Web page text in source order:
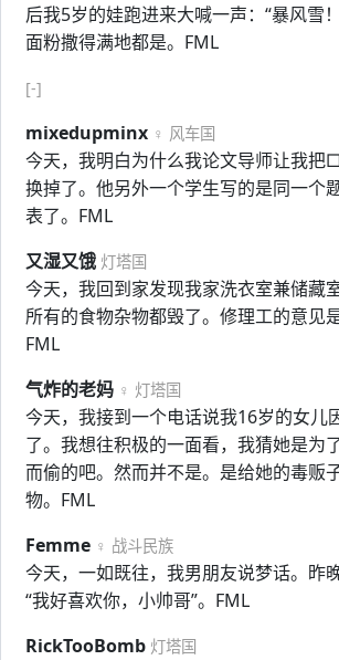
后我5岁的娃跑进来大喊一声：“暴风雪
面粉撒得满地都是。FML
[-]
mixedupminx ♀ 风车国
今天，我明白为什么我论文导师让我
换掉了。他另外一个学生写的是同一个
表了。FML
又湿又饿 灯塔国
今天，我回到家发现我家洗衣室兼储藏
所有的食物杂物都毁了。修理工的意见是
FML
气炸的老妈 ♀ 灯塔国
今天，我接到一个电话说我16岁的女儿
了。我想往积极的一面看，我猜她是为
而偷的吧。然而并不是。是给她的毒贩
物。FML
Femme ♀ 战斗民族
今天，一如既往，我男朋友说梦话。昨
“我好喜欢你，小帅哥”。FML
RickTooBomb 灯塔国